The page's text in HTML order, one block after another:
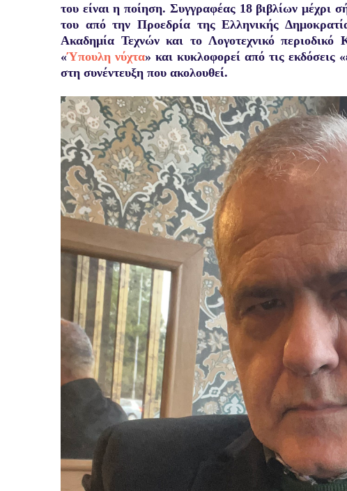
του είναι η ποίηση. Συγγραφέας 18 βιβλίων μέχρι
του από την Προεδρία της Ελληνικής
Ακαδημία Τεχνών και το Λογοτεχνικό
«Ύπουλη νύχτα» και κυκλοφορεί από τις εκδόσεις
στη συνέντευξη που ακολουθεί.